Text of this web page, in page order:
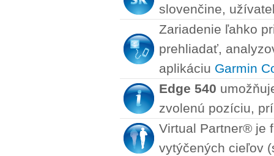
slovenčine,
Zariadenie ľahko
prehliadať,
aplikáciu Garmin
Edge 540
zvolenú pozíciu,
Virtual Partner® je
vytýčených cieľov